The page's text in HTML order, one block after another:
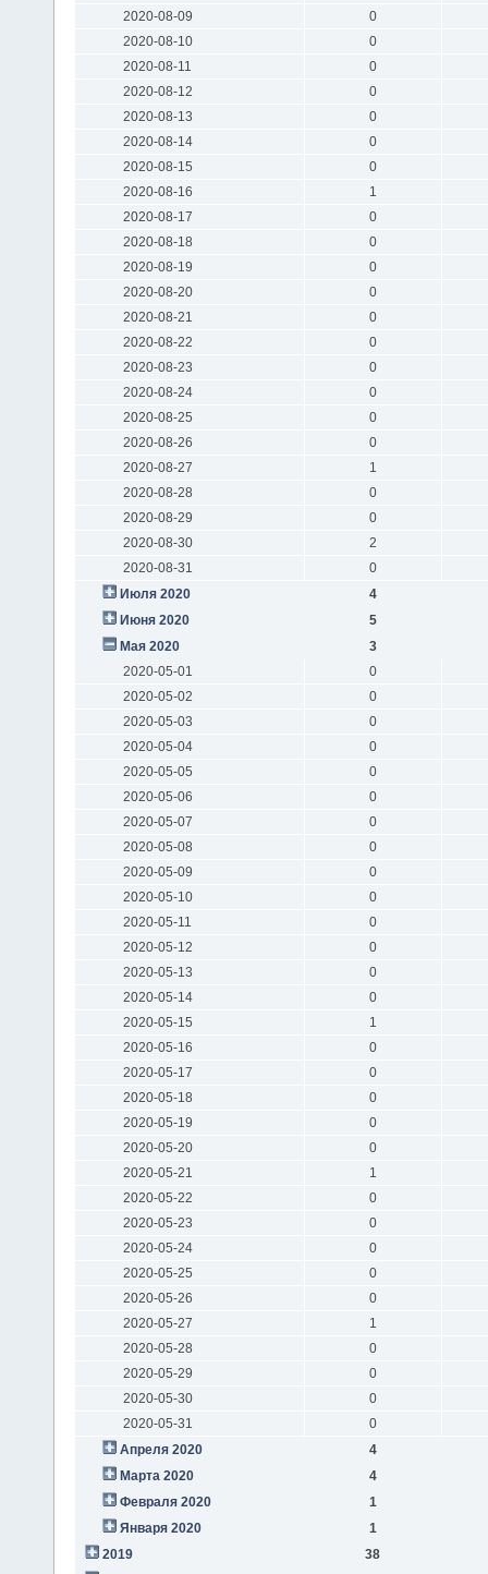
2020-08-09
0
2020-08-10
0
2020-08-11
0
2020-08-12
0
2020-08-13
0
2020-08-14
0
2020-08-15
0
2020-08-16
1
2020-08-17
0
2020-08-18
0
2020-08-19
0
2020-08-20
0
2020-08-21
0
2020-08-22
0
2020-08-23
0
2020-08-24
0
2020-08-25
0
2020-08-26
0
2020-08-27
1
2020-08-28
0
2020-08-29
0
2020-08-30
2
2020-08-31
0
Июля 2020
4
Июня 2020
5
Мая 2020
3
2020-05-01
0
2020-05-02
0
2020-05-03
0
2020-05-04
0
2020-05-05
0
2020-05-06
0
2020-05-07
0
2020-05-08
0
2020-05-09
0
2020-05-10
0
2020-05-11
0
2020-05-12
0
2020-05-13
0
2020-05-14
0
2020-05-15
1
2020-05-16
0
2020-05-17
0
2020-05-18
0
2020-05-19
0
2020-05-20
0
2020-05-21
1
2020-05-22
0
2020-05-23
0
2020-05-24
0
2020-05-25
0
2020-05-26
0
2020-05-27
1
2020-05-28
0
2020-05-29
0
2020-05-30
0
2020-05-31
0
Апреля 2020
4
Марта 2020
4
Февраля 2020
1
Января 2020
1
2019
38